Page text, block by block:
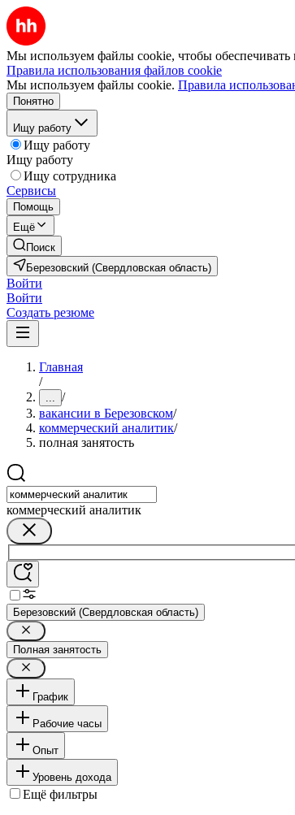
Мы используем файлы cookie, чтобы обеспечивать
Правила использования файлов cookie
Мы используем файлы cookie. Правила
Понятно
Ищу работу
Ищу работу
Ищу работу
Ищу сотрудника
Сервисы
Помощь
Ещё
Поиск
Березовский (Свердловская область)
Войти
Войти
Создать резюме
Главная
/
... /
вакансии в Березовском/
коммерческий аналитик/
полная занятость
коммерческий аналитик
Березовский (Свердловская область)
Полная занятость
График
Рабочие часы
Опыт
Уровень дохода
Ещё фильтры